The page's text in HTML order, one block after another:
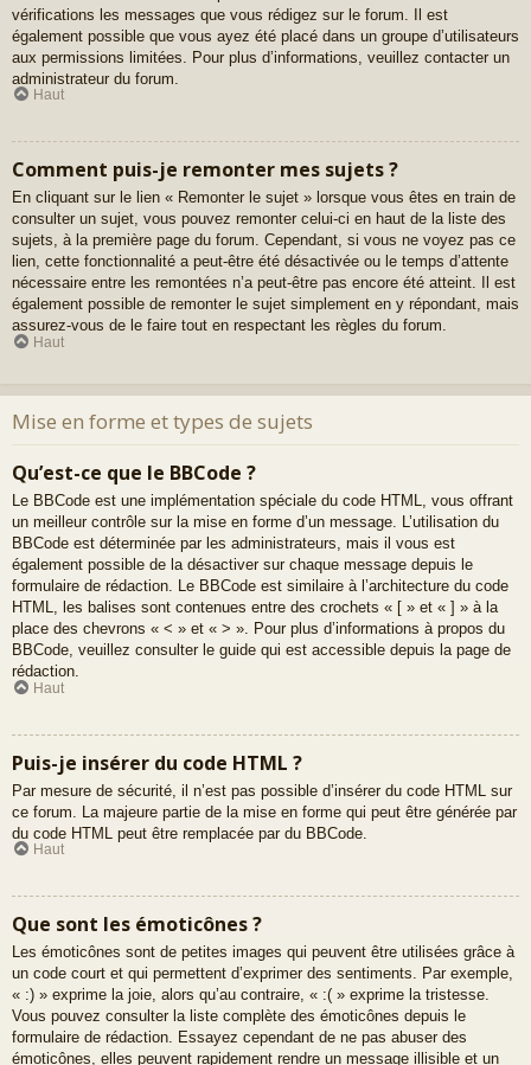
vérifications les messages que vous rédigez sur le forum. Il est
également possible que vous ayez été placé dans un groupe d’utilisateurs
aux permissions limitées. Pour plus d’informations, veuillez contacter un
administrateur du forum.
Haut
Comment puis-je remonter mes sujets ?
En cliquant sur le lien « Remonter le sujet » lorsque vous êtes en train de
consulter un sujet, vous pouvez remonter celui-ci en haut de la liste des
sujets, à la première page du forum. Cependant, si vous ne voyez pas ce
lien, cette fonctionnalité a peut-être été désactivée ou le temps d’attente
nécessaire entre les remontées n’a peut-être pas encore été atteint. Il est
également possible de remonter le sujet simplement en y répondant, mais
assurez-vous de le faire tout en respectant les règles du forum.
Haut
Mise en forme et types de sujets
Qu’est-ce que le BBCode ?
Le BBCode est une implémentation spéciale du code HTML, vous offrant
un meilleur contrôle sur la mise en forme d’un message. L’utilisation du
BBCode est déterminée par les administrateurs, mais il vous est
également possible de la désactiver sur chaque message depuis le
formulaire de rédaction. Le BBCode est similaire à l’architecture du code
HTML, les balises sont contenues entre des crochets « [ » et « ] » à la
place des chevrons « < » et « > ». Pour plus d’informations à propos du
BBCode, veuillez consulter le guide qui est accessible depuis la page de
rédaction.
Haut
Puis-je insérer du code HTML ?
Par mesure de sécurité, il n’est pas possible d’insérer du code HTML sur
ce forum. La majeure partie de la mise en forme qui peut être générée par
du code HTML peut être remplacée par du BBCode.
Haut
Que sont les émoticônes ?
Les émoticônes sont de petites images qui peuvent être utilisées grâce à
un code court et qui permettent d’exprimer des sentiments. Par exemple,
« :) » exprime la joie, alors qu’au contraire, « :( » exprime la tristesse.
Vous pouvez consulter la liste complète des émoticônes depuis le
formulaire de rédaction. Essayez cependant de ne pas abuser des
émoticônes, elles peuvent rapidement rendre un message illisible et un